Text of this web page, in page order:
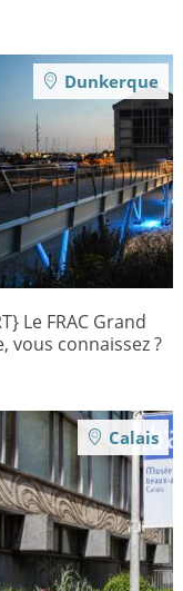
Le FRAC Grand
vous connaissez ?
Dunkerque
Calais